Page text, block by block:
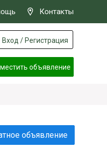
Контакты
Вход / Регистрация
объявление
объявление